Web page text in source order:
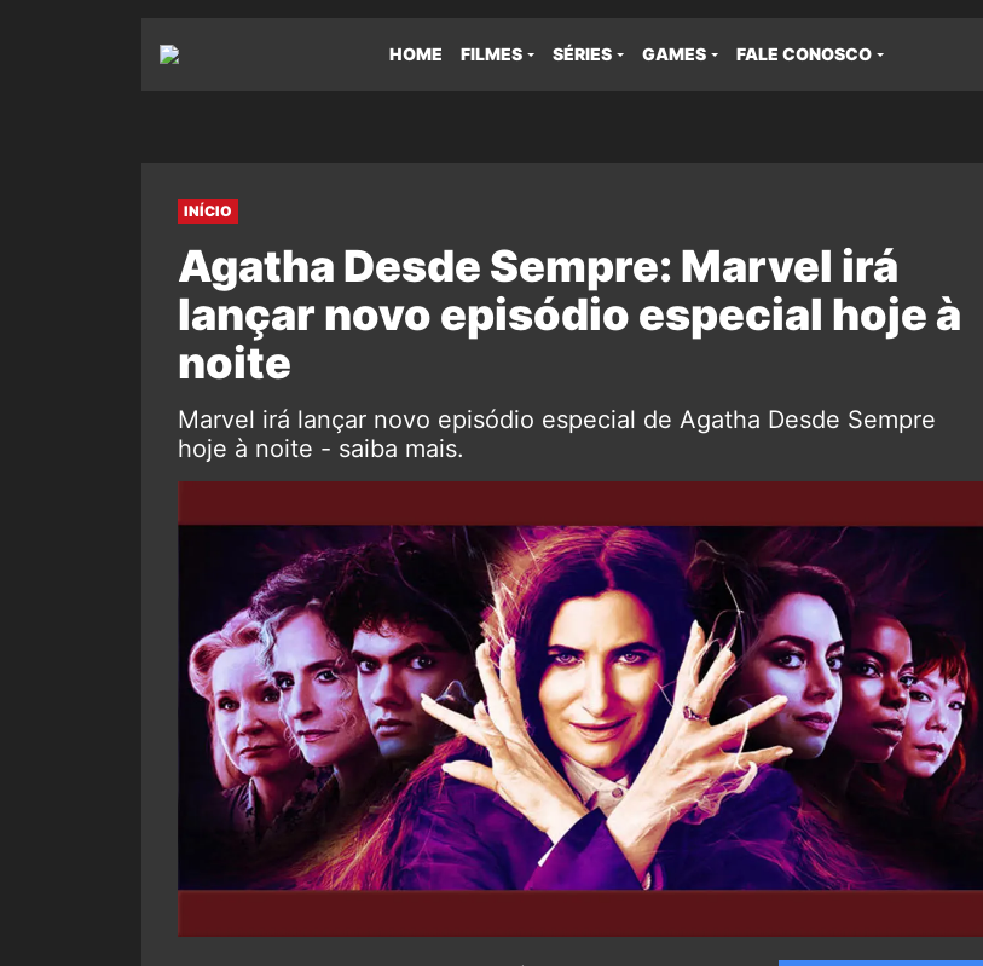
HOME FILMES SÉRIES GAMES FALE CONOSCO
INÍCIO
Agatha Desde Sempre: Marvel irá
lançar novo episódio especial hoje à
noite
Marvel irá lançar novo episódio especial de Agatha Desde Sempre
hoje à noite - saiba mais.